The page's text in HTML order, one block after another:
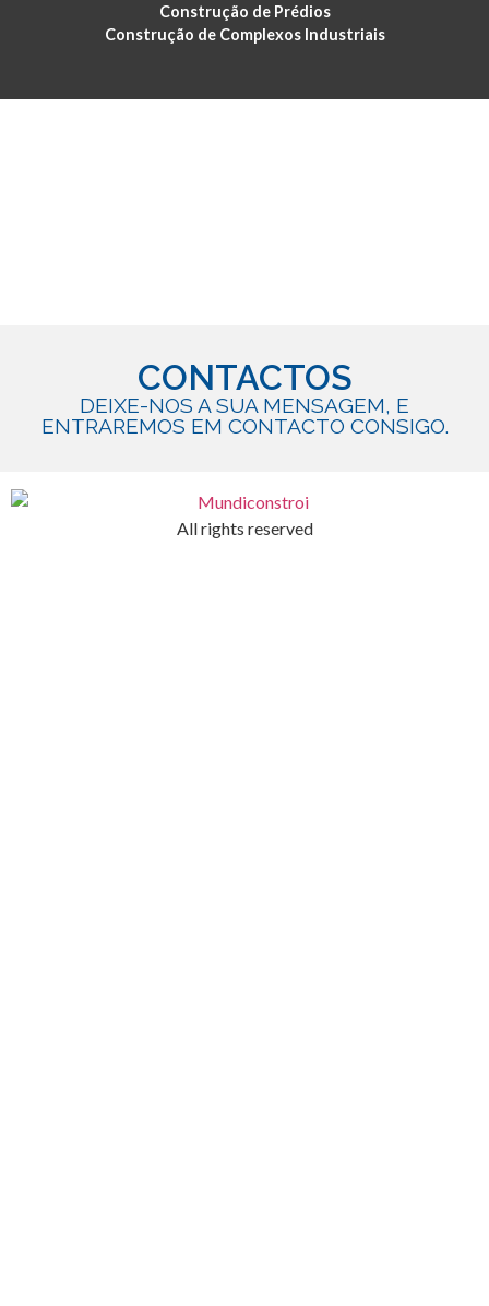
Construção de Prédios
Construção de Complexos Industriais
CONTACTOS
DEIXE-NOS A SUA MENSAGEM, E
ENTRAREMOS EM CONTACTO CONSIGO.
All rights reserved